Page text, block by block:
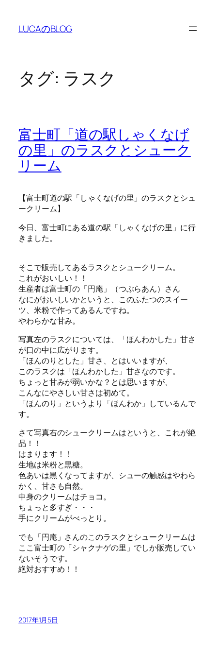
LUCAのBLOG
タグ: ラスク
富士町「道の駅しゃくなげ
の里」のラスクとシューク
リーム
【富士町道の駅「しゃくなげの里」のラスクとシュ
ークリーム】
今日、富士町にある道の駅「しゃくなげの里」に行
きました。
そこで販売してあるラスクとシュークリーム。
これがおいしい！！
生産者は富士町の「円庵」（つぶらあん）さん
なにがおいしいかというと、このふたつのスイー
ツ、米粉で作ってあるんですね。
やわらかな甘み。
写真左のラスクについては、「ほんわかした」甘さ
が口の中に広がります。
「ほんのりとした」甘さ、とはいいますが、
このラスクは「ほんわかした」甘さなのです。
ちょっと甘みが弱いかな？とは思いますが、
こんなにやさしい甘さは初めて。
「ほんのり」というより「ほんわか」しているんで
す。
さて写真右のシュークリームはというと、これが絶
品！！
はまります！！
生地は米粉と黒糖。
色あいは黒くなってますが、シューの触感はやわら
かく、甘さも自然。
中身のクリームはチョコ。
ちょっと多すぎ・・・
手にクリームがべっとり。
でも「円庵」さんのこのラスクとシュークリームは
ここ富士町の「シャクナゲの里」でしか販売してい
ないそうです。
絶対おすすめ！！
2017年1月5日